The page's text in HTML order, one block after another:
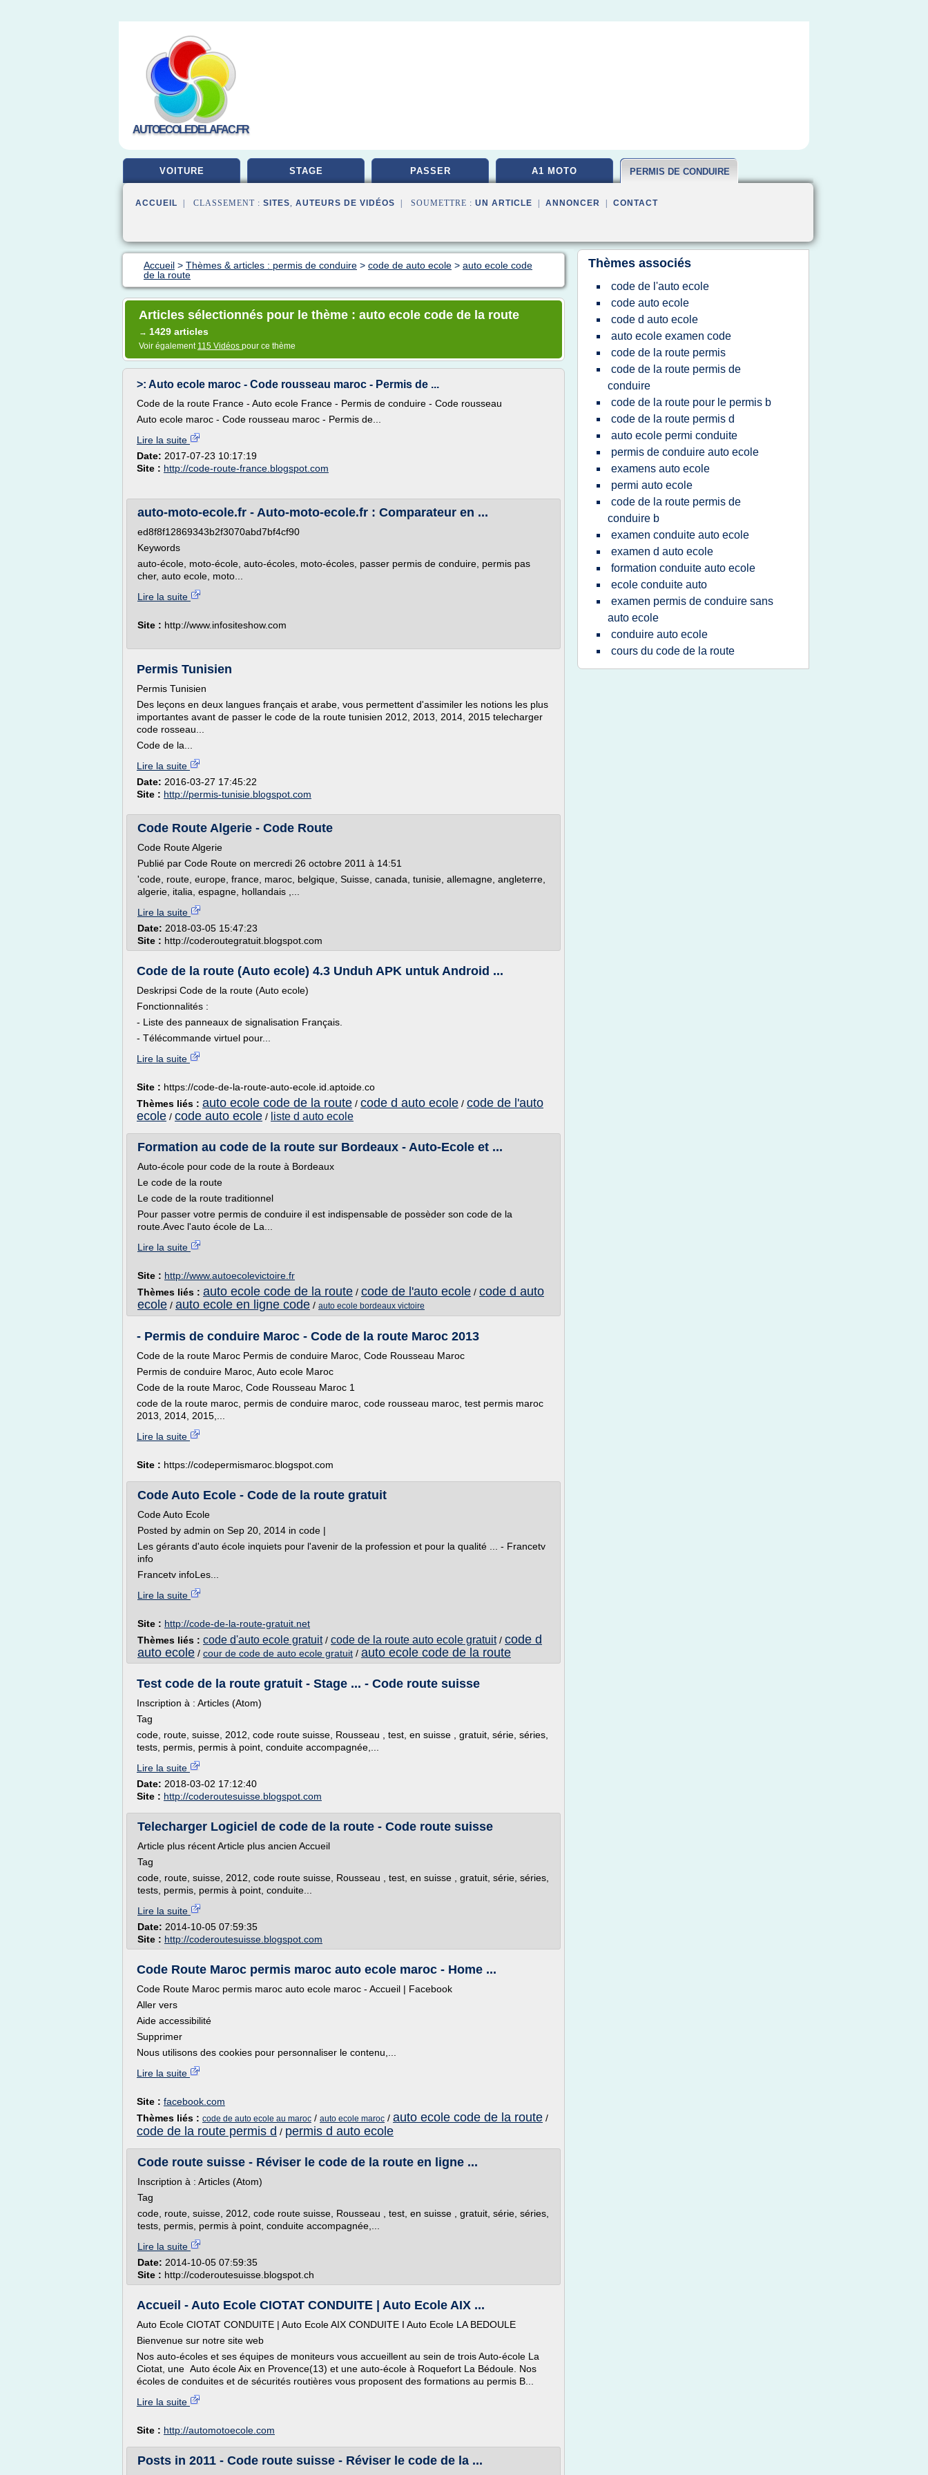
AUTOECOLEDELAFAC.FR
VOITURE STAGE PASSER A1 MOTO PERMIS DE CONDUIRE
ACCUEIL | CLASSEMENT : SITES, AUTEURS DE VIDÉOS | SOUMETTRE : UN ARTICLE ANNONCER CONTACT
Accueil > Thèmes & articles : permis de conduire > code de auto ecole > auto ecole code
de la route
Articles sélectionnés pour le thème : auto ecole code de la route
→ 1429 articles
Voir également 115 Vidéos pour ce thème
>: Auto ecole maroc - Code rousseau maroc - Permis de ...
Code de la route France - Auto ecole France - Permis de conduire - Code rousseau
Auto ecole maroc - Code rousseau maroc - Permis de...
Lire la suite
Date: 2017-07-23 10:17:19
Site : http://code-route-france.blogspot.com
auto-moto-ecole.fr - Auto-moto-ecole.fr : Comparateur en ...
ed8f8f12869343b2f3070abd7bf4cf90
Keywords
auto-école, moto-école, auto-écoles, moto-écoles, passer permis de conduire, permis pas
cher, auto ecole, moto...
Lire la suite
Site : http://www.infositeshow.com
Permis Tunisien
Permis Tunisien
Des leçons en deux langues français et arabe, vous permettent d'assimiler les notions les plus
importantes avant de passer le code de la route tunisien 2012, 2013, 2014, 2015 telecharger
code rosseau...
Code de la...
Lire la suite
Date: 2016-03-27 17:45:22
Site : http://permis-tunisie.blogspot.com
Code Route Algerie - Code Route
Code Route Algerie
Publié par Code Route on mercredi 26 octobre 2011 à 14:51
'code, route, europe, france, maroc, belgique, Suisse, canada, tunisie, allemagne, angleterre,
algerie, italia, espagne, hollandais ,...
Lire la suite
Date: 2018-03-05 15:47:23
Site : http://coderoutegratuit.blogspot.com
Code de la route (Auto ecole) 4.3 Unduh APK untuk Android ...
Deskripsi Code de la route (Auto ecole)
Fonctionnalités :
- Liste des panneaux de signalisation Français.
- Télécommande virtuel pour...
Lire la suite
Site : https://code-de-la-route-auto-ecole.id.aptoide.co
Thèmes liés : auto ecole code de la route / code d auto ecole / code de l'auto
ecole / code auto ecole / liste d auto ecole
Formation au code de la route sur Bordeaux - Auto-Ecole et ...
Auto-école pour code de la route à Bordeaux
Le code de la route
Le code de la route traditionnel
Pour passer votre permis de conduire il est indispensable de possèder son code de la
route.Avec l'auto école de La...
Lire la suite
Site : http://www.autoecolevictoire.fr
Thèmes liés : auto ecole code de la route / code de l'auto ecole / code d auto
ecole / auto ecole en ligne code / auto ecole bordeaux victoire
- Permis de conduire Maroc - Code de la route Maroc 2013
Code de la route Maroc Permis de conduire Maroc, Code Rousseau Maroc
Permis de conduire Maroc, Auto ecole Maroc
Code de la route Maroc, Code Rousseau Maroc 1
code de la route maroc, permis de conduire maroc, code rousseau maroc, test permis maroc
2013, 2014, 2015,...
Lire la suite
Site : https://codepermismaroc.blogspot.com
Code Auto Ecole - Code de la route gratuit
Code Auto Ecole
Posted by admin on Sep 20, 2014 in code |
Les gérants d'auto école inquiets pour l'avenir de la profession et pour la qualité ... - Francetv
info
Francetv infoLes...
Lire la suite
Site : http://code-de-la-route-gratuit.net
Thèmes liés : code d'auto ecole gratuit/ code de la route auto ecole gratuit/ code d
auto ecole / cour de code de auto ecole gratuit / auto ecole code de la route
Test code de la route gratuit - Stage ... - Code route suisse
Inscription à : Articles (Atom)
Tag
code, route, suisse, 2012, code route suisse, Rousseau , test, en suisse , gratuit, série, séries,
tests, permis, permis à point, conduite accompagnée,...
Lire la suite
Date: 2018-03-02 17:12:40
Site : http://coderoutesuisse.blogspot.com
Telecharger Logiciel de code de la route - Code route suisse
Article plus récent Article plus ancien Accueil
Tag
code, route, suisse, 2012, code route suisse, Rousseau , test, en suisse , gratuit, série, séries,
tests, permis, permis à point, conduite...
Lire la suite
Date: 2014-10-05 07:59:35
Site : http://coderoutesuisse.blogspot.com
Code Route Maroc permis maroc auto ecole maroc - Home ...
Code Route Maroc permis maroc auto ecole maroc - Accueil | Facebook
Aller vers
Aide accessibilité
Supprimer
Nous utilisons des cookies pour personnaliser le contenu,...
Lire la suite
Site : facebook.com
Thèmes liés : code de auto ecole au maroc / auto ecole maroc / auto ecole code de la route /
code de la route permis d / permis d auto ecole
Code route suisse - Réviser le code de la route en ligne ...
Inscription à : Articles (Atom)
Tag
code, route, suisse, 2012, code route suisse, Rousseau , test, en suisse , gratuit, série, séries,
tests, permis, permis à point, conduite accompagnée,...
Lire la suite
Date: 2014-10-05 07:59:35
Site : http://coderoutesuisse.blogspot.ch
Accueil - Auto Ecole CIOTAT CONDUITE | Auto Ecole AIX ...
Auto Ecole CIOTAT CONDUITE | Auto Ecole AIX CONDUITE I Auto Ecole LA BEDOULE
Bienvenue sur notre site web
Nos auto-écoles et ses équipes de moniteurs vous accueillent au sein de trois Auto-école La
Ciotat, une Auto école Aix en Provence(13) et une auto-école à Roquefort La Bédoule. Nos
écoles de conduites et de sécurités routières vous proposent des formations au permis B...
Lire la suite
Site : http://automotoecole.com
Posts in 2011 - Code route suisse - Réviser le code de la ...
Thèmes associés
code de l'auto ecole
code auto ecole
code d auto ecole
auto ecole examen code
code de la route permis
code de la route permis de
conduire
code de la route pour le permis b
code de la route permis d
auto ecole permi conduite
permis de conduire auto ecole
examens auto ecole
permi auto ecole
code de la route permis de
conduire b
examen conduite auto ecole
examen d auto ecole
formation conduite auto ecole
ecole conduite auto
examen permis de conduire sans
auto ecole
conduire auto ecole
cours du code de la route